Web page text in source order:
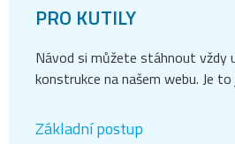
PRO KUTILY
Návod si můžete stáhnout vždy
konstrukce na našem webu. Je
Základní postup